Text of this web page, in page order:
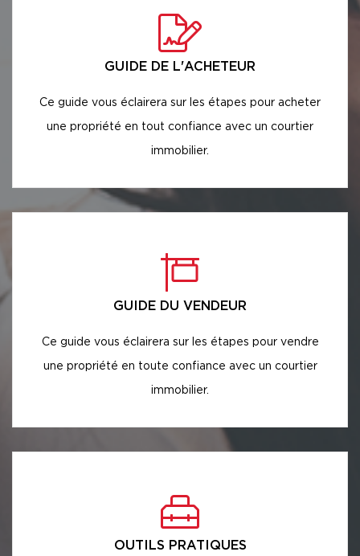
GUIDE DE L'ACHETEUR
Ce guide vous éclairera sur les étapes pour acheter
une propriété en tout confiance avec un courtier
immobilier.
GUIDE DU VENDEUR
Ce guide vous éclairera sur les étapes pour vendre
une propriété en toute confiance avec un courtier
immobilier.
OUTILS PRATIQUES